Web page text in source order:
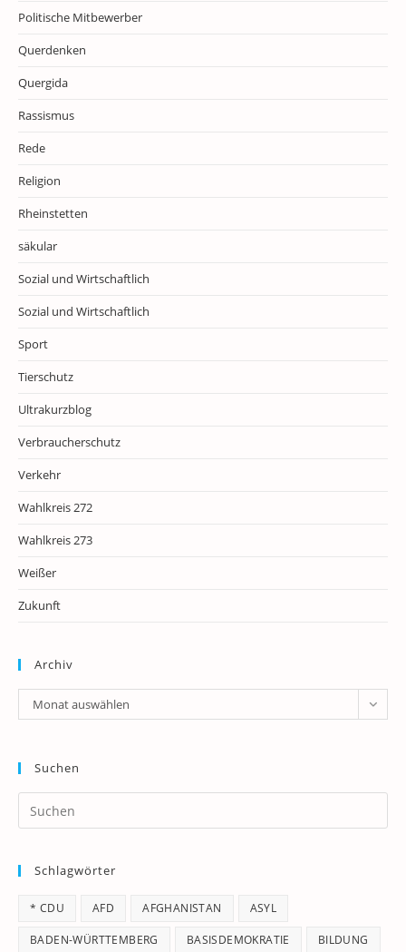
Politische Mitbewerber
Querdenken
Quergida
Rassismus
Rede
Religion
Rheinstetten
säkular
Sozial und Wirtschaftlich
Sozial und Wirtschaftlich
Sport
Tierschutz
Ultrakurzblog
Verbraucherschutz
Verkehr
Wahlkreis 272
Wahlkreis 273
Weißer
Zukunft
Archiv
Archiv
Monat auswählen
Suchen
Schlagwörter
* CDU AFD AFGHANISTAN ASYL
BADEN-WÜRTTEMBERG BASISDEMOKRATIE BILDUNG